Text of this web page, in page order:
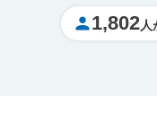
1,802人